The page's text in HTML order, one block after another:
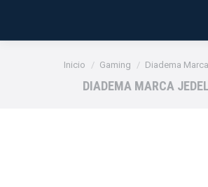
Estás aquí:
Inicio Gaming Diadema
DIADEMA MARCA